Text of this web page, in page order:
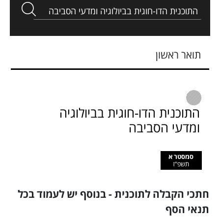
תואר ראשון
התוכנית הדו-חוגית בביולוגיה
ומדעי הסביבה
סמסטר א
תשפ"ז
חתכי הקבלה לתוכנית - בנוסף יש לעמוד בכל
תנאי הסף